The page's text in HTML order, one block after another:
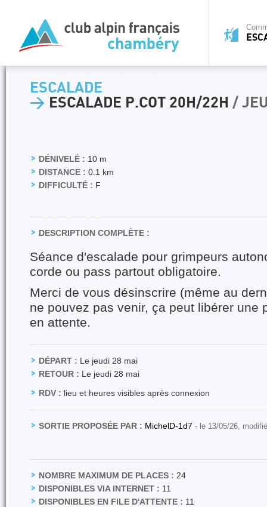
ESCALADE
> ESCALADE P.COT 20H/22H /
DÉNIVELÉ : 10 m
DISTANCE : 0.1 km
DIFFICULTÉ : F
DESCRIPTION COMPLÈTE :
Séance d'escalade pour grimpeurs
corde ou pass partout obligatoire.
Merci de vous désinscrire (même au
ne pouvez pas venir, ça peut libérer une
en attente.
DÉPART : Le jeudi 28 mai
RETOUR : Le jeudi 28 mai
RDV : lieu et heures visibles après connexion
SORTIE PROPOSÉE PAR : MichelD-1d7 - le 13/05/26,
NOMBRE MAXIMUM DE PLACES : 24
DISPONIBLES VIA INTERNET : 11
DISPONIBLES EN FILE D'ATTENTE : 11